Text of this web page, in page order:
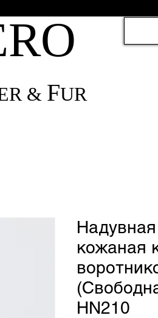
& FUR
кожаная
HN210